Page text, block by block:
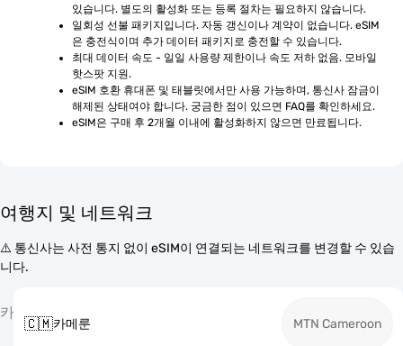
있습니다. 별도의 활성화 또는 등록 절차는 필요하지 않습니다.
일회성 선불 패키지입니다. 자동 갱신이나 계약이 없습니다. eSIM
은 충전식이며 추가 데이터 패키지로 충전할 수 있습니다.
최대 데이터 속도 - 일일 사용량 제한이나 속도 저하 없음. 모바일
핫스팟 지원.
eSIM 호환 휴대폰 및 태블릿에서만 사용 가능하며, 통신사 잠금이
해제된 상태여야 합니다. 궁금한 점이 있으면 FAQ를 확인하세요.
eSIM은 구매 후 2개월 이내에 활성화하지 않으면 만료됩니다.
여행지 및 네트워크
⚠️ 통신사는 사전 통지 없이 eSIM이 연결되는 네트워크를 변경할 수 있습
니다.
카
🇨🇲카메룬 MTN Cameroon